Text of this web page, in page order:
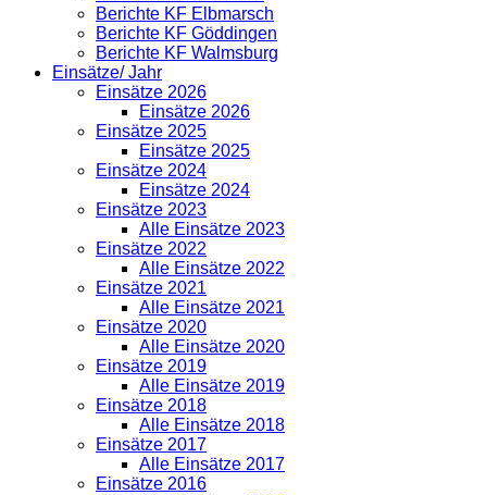
Berichte KF Elbmarsch
Berichte KF Göddingen
Berichte KF Walmsburg
Einsätze/ Jahr
Einsätze 2026
Einsätze 2026
Einsätze 2025
Einsätze 2025
Einsätze 2024
Einsätze 2024
Einsätze 2023
Alle Einsätze 2023
Einsätze 2022
Alle Einsätze 2022
Einsätze 2021
Alle Einsätze 2021
Einsätze 2020
Alle Einsätze 2020
Einsätze 2019
Alle Einsätze 2019
Einsätze 2018
Alle Einsätze 2018
Einsätze 2017
Alle Einsätze 2017
Einsätze 2016